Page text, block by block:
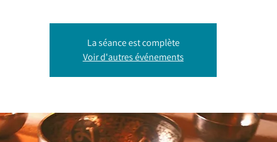
La séance est complète
Voir d'autres événements